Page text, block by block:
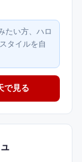
たい方、ハロ
タイルを自
で見る